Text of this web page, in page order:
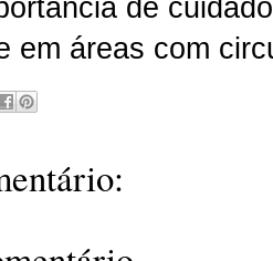
de
em áreas com